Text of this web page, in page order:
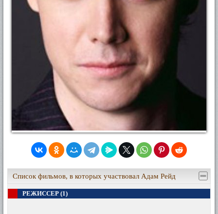
Список фильмов, в которых участвовал Адам Рейд
РЕЖИССЕР (1)